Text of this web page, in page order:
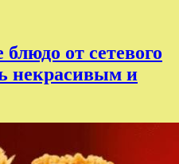
от сетевого
некрасивым и